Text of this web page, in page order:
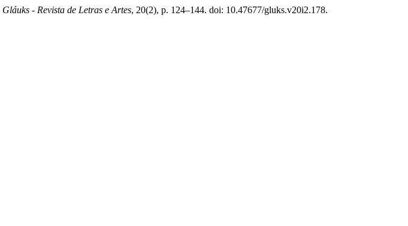
Gláuks - Revista de Letras e Artes, 20(2), p. 124–144. doi: 10.47677/gluks.v20i2.178.